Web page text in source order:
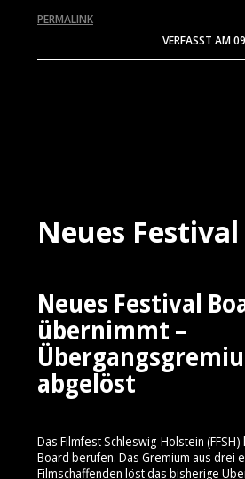
VERFASST AM
PERMALINK
Neues
Neues Festival
übernimmt –
abgelöst
Das Filmfest Schleswig-Holstein
Board berufen. Das Gremium aus drei
Filmschaffenden löst das bisherige